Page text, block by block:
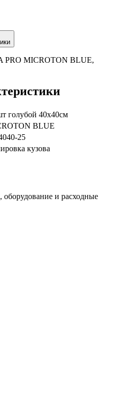
PRO MICROTON BLUE,
голубой 40х40см
BLUE
25
кузова
и расходные